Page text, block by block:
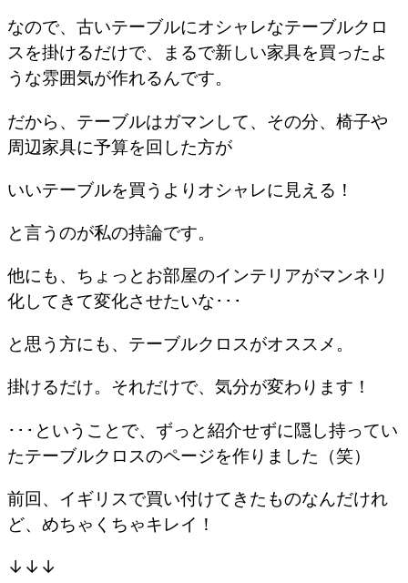
なので、古いテーブルにオシャレなテーブルクロ
スを掛けるだけで、まるで新しい家具を買ったよ
うな雰囲気が作れるんです。
だから、テーブルはガマンして、その分、椅子や
周辺家具に予算を回した方が
いいテーブルを買うよりオシャレに見える！
と言うのが私の持論です。
他にも、ちょっとお部屋のインテリアがマンネリ
化してきて変化させたいな･･･
と思う方にも、テーブルクロスがオススメ。
掛けるだけ。それだけで、気分が変わります！
･･･ということで、ずっと紹介せずに隠し持ってい
たテーブルクロスのページを作りました（笑）
前回、イギリスで買い付けてきたものなんだけれ
ど、めちゃくちゃキレイ！
↓↓↓